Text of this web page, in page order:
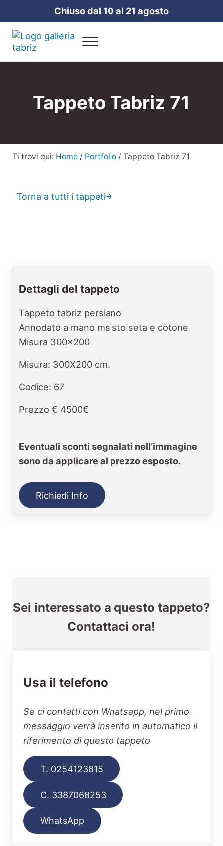
Passa al contenuto principale
Skip to header right navigation
Skip to site footerChiuso dal 10 al 21 agosto
Galleria Tabriz
Menu
Tappeto Tabriz 71
Ti trovi qui: Home / Portfolio /Tappeto Tabriz 71
Torna a tutti i tappeti
Dettagli del tappeto
Tappeto tabriz persiano
Annodato a mano msisto seta e cotone
Misura 300x200
Misura: 300X200 cm.
Codice: 67
Prezzo € 4500€
Eventuali sconti segnalati nell’immagine
sono da applicare al prezzo esposto.
Richiedi Info
Sei interessato a questo tappeto?
Contattaci ora!
Usa il telefono
Se ci contatti con Whatsapp, nel primo
messaggio verrà inserito in automatico il
riferimento di questo tappeto
T. 0254123815
C. 3387068253
WhatsApp